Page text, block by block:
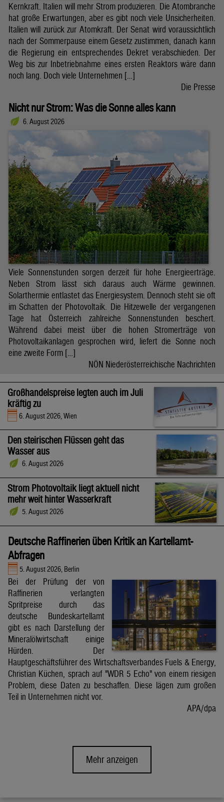
Kernkraft. Italien will mehr Strom produzieren. Die Atombranche
hat große Erwartungen, aber es gibt noch viele Unsicherheiten.
Italien will zurück zur Atomkraft. Der Senat wird voraussichtlich
nach der Sommerpause einem Gesetz zustimmen, danach kann
die Regierung ein entsprechendes Dekret verabschieden. Der
Weg bis zur Inbetriebnahme eines ersten Reaktors wäre dann
noch lang. Doch viele Unternehmen […]
Die Presse
Nicht nur Strom: Was die Sonne alles kann
6. August 2026
Viele Sonnenstunden sorgen derzeit für hohe Energieerträge.
Neben Strom lässt sich daraus auch Wärme gewinnen.
Solarthermie entlastet das Energiesystem. Dennoch steht sie oft
im Schatten der Photovoltaik. Die Hitzewelle der vergangenen
Tage hat Österreich zahlreiche Sonnenstunden beschert.
Während dabei meist über die hohen Stromerträge von
Photovoltaikanlagen gesprochen wird, liefert die Sonne noch
eine zweite Form […]
NÖN Niederösterreichische Nachrichten
Großhandelspreise legten auch im Juli
kräftig zu
6. August 2026, Wien
Den steirischen Flüssen geht das
Wasser aus
6. August 2026
Strom Photovoltaik liegt aktuell nicht
mehr weit hinter Wasserkraft
5. August 2026
Deutsche Raffinerien üben Kritik an Kartellamt-
Abfragen
5. August 2026, Berlin
Bei der Prüfung der von
Raffinerien verlangten
Spritpreise durch das
deutsche Bundeskartellamt
gibt es nach Darstellung der
Mineralölwirtschaft einige
Hürden. Der
Hauptgeschäftsführer des Wirtschaftsverbandes Fuels & Energy,
Christian Küchen, sprach auf "WDR 5 Echo" von einem riesigen
Problem, diese Daten zu beschaffen. Diese lägen zum großen
Teil in Unternehmen nicht vor.
APA/dpa
Mehr anzeigen